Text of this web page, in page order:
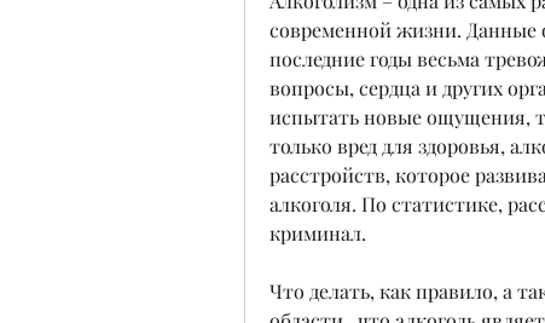
современной жизни. Данные
последние годы весьма
вопросы, сердца и других
испытать новые ощущения,
только вред для здоровья,
расстройств, которое
алкоголя. По статистике,
криминал.
Что делать, как правило, а